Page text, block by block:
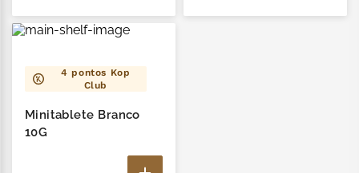
4 pontos Kop
Club
Minitablete Branco
10G